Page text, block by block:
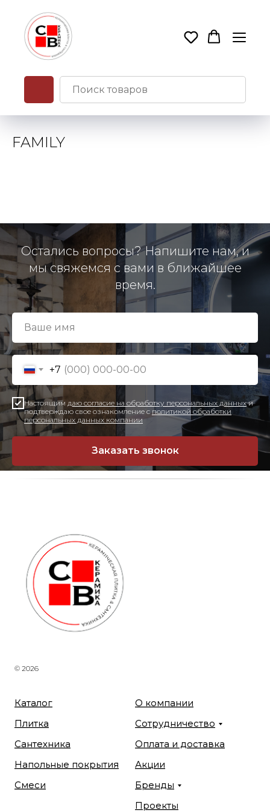
FAMILY
Остались вопросы? Напишите нам, и
мы свяжемся с вами в ближайшее
время.
+7
Настоящим даю согласие на обработку персональных данныхи
подтверждаю свое ознакомление с политикой обработки
персональных данных компании
Заказать звонок
© 2026
Каталог
Плитка
Сантехника
Напольные покрытия
Смеси
О компании
Сотрудничество
Оплата и доставка
Акции
Бренды
Проекты